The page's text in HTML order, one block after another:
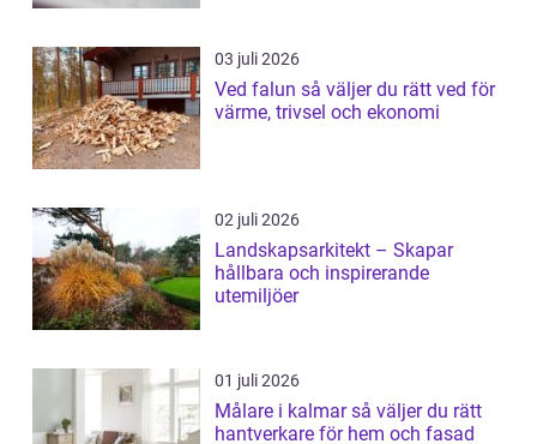
03 juli 2026
Ved falun så väljer du rätt ved för
värme, trivsel och ekonomi
02 juli 2026
Landskapsarkitekt – Skapar
hållbara och inspirerande
utemiljöer
01 juli 2026
Målare i kalmar så väljer du rätt
hantverkare för hem och fasad